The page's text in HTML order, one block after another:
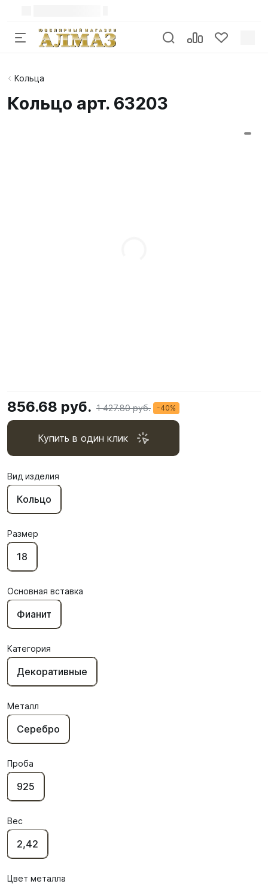
Кольца
Кольцо арт. 63203
856.68 руб. 1 427.80 руб. -40%
Купить в один клик
Вид изделия
Кольцо
Размер
18
Основная вставка
Фианит
Категория
Декоративные
Металл
Серебро
Проба
925
Вес
2,42
Цвет металла